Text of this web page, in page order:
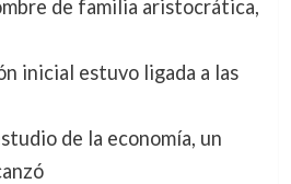
de familia aristocrática,
inicial estuvo ligada a las
de la economía, un